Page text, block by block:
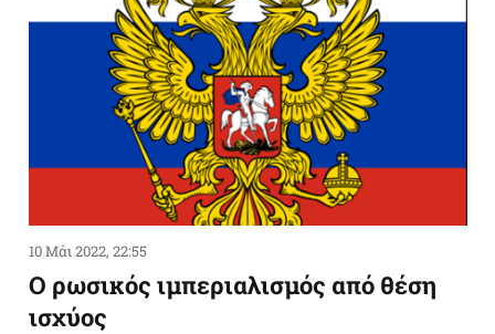
10 Μάι 2022, 22:55
Ο ρωσικός ιμπεριαλισμός από θέση
ισχύος